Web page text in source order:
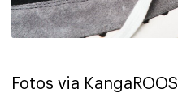
Fotos via KangaROOS